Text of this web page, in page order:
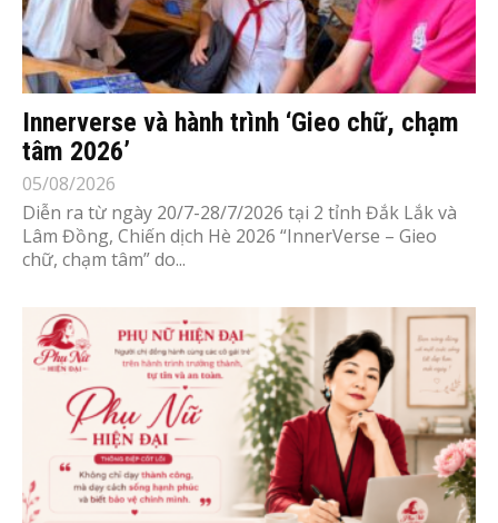
Innerverse và hành trình ‘Gieo chữ, chạm
tâm 2026’
05/08/2026
Diễn ra từ ngày 20/7-28/7/2026 tại 2 tỉnh Đắk Lắk và
Lâm Đồng, Chiến dịch Hè 2026 “InnerVerse – Gieo
chữ, chạm tâm” do...